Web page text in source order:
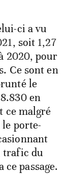
ci a vu
soit 1,27
2020, pour
Ce sont en
le
en
ce malgré
le porte-
trafic du
passage.